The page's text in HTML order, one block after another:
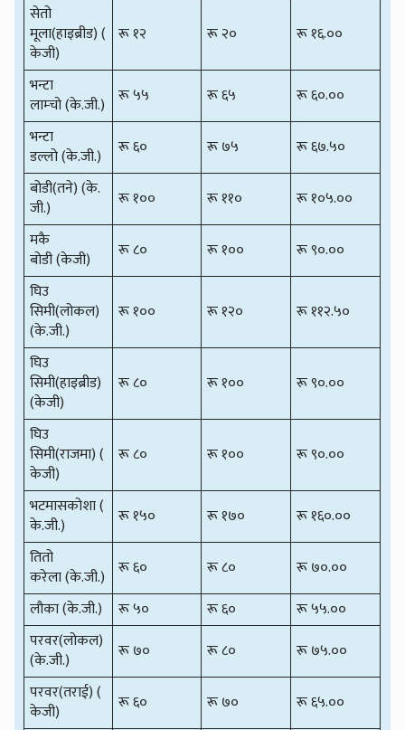
सेतो
मूला(हाइब्रीड) (
केजी)
रू १२ रू २० रू १६.००
भन्टा
लाम्चो (के.जी.) रू ५५ रू ६५
रू ६०.००
भन्टा
डल्लो (के.जी.)
रू ६० रू ७५
रू ६७.५०
बोडी(तने) (के.
जी.)
रू १०० रू ११०
रू १०५.००
मकै
बोडी (केजी)
रू ८० रू १००
रू ९०.००
घिउ
सिमी(लोकल)
(के.जी.)
रू १०० रू १२० रू ११२.५०
घिउ
सिमी(हाइब्रीड)
(केजी)
रू ८० रू १०० रू ९०.००
घिउ
सिमी(राजमा) (
केजी)
रू ८० रू १०० रू ९०.००
भटमासकोशा (
के.जी.)
रू १५० रू १७०
रू १६०.००
तितो
करेला (के.जी.) रू ६० रू ८०
रू ७०.००
लौका (के.जी.)
रू ५० रू ६०
रू ५५.००
परवर(लोकल)
(के.जी.)
रू ७० रू ८०
रू ७५.००
परवर(तराई) (
केजी)
रू ६० रू ७०
रू ६५.००